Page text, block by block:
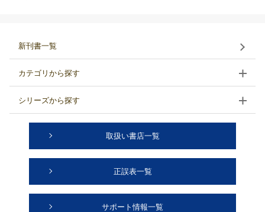
新刊書一覧
カテゴリから探す
シリーズから探す
取扱い書店一覧
正誤表一覧
サポート情報一覧